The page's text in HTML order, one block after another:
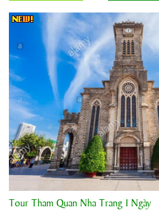
Khởi hành:
Nha Trang
Tour Tham Quan Nha Trang 1 Ngày